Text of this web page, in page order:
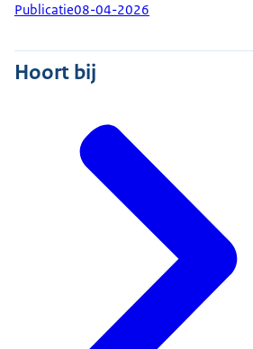
Publicatie08-04-2026
Hoort bij